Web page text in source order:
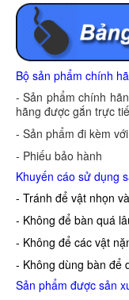
Bộ sản phẩm chính
- Sản phẩm chính
hãng được gắn trực
- Sản phẩm đi kèm
- Phiếu bảo hành
Khuyến cáo sử dụng
- Tránh để vật nhọn
- Không để bàn quá
- Không để các vật
- Không dùng bàn để
Sản phẩm được sản